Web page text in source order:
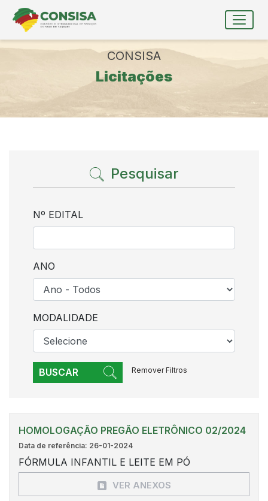
Ir para conteúdo principal
conteúdo do menu
Conteúdo Principal
CONSISA
Licitações
Pesquisar
Nº EDITAL
ANO
MODALIDADE
BUSCAR Remover Filtros
HOMOLOGAÇÃO PREGÃO ELETRÔNICO 02/2024
Data de referência: 26-01-2024
FÓRMULA INFANTIL E LEITE EM PÓ
VER ANEXOS